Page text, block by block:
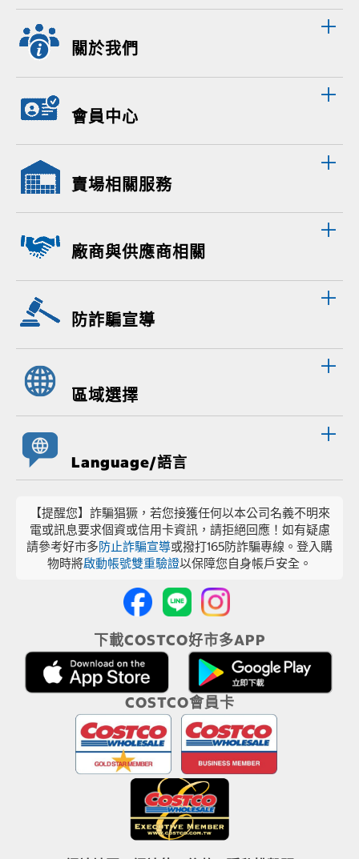
關於我們
會員中心
賣場相關服務
廠商與供應商相關
防詐騙宣導
區域選擇
Language/語言
【提醒您】詐騙猖獗，若您接獲任何以本公司名義不明來
電或訊息要求個資或信用卡資訊，請拒絕回應！如有疑慮
請參考好市多防止詐騙宣導或撥打165防詐騙專線。登入購
物時將啟動帳號雙重驗證以保障您自身帳戶安全。
下載COSTCO好市多APP
COSTCO會員卡